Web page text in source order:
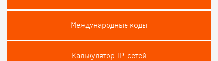
Международные коды
Калькулятор IP-сетей